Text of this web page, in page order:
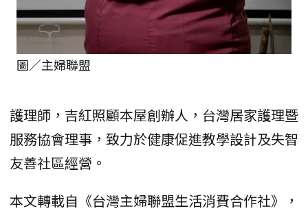
圖／主婦聯盟
護理師，吉紅照顧本屋創辦人，台灣居家護理暨
服務協會理事，致力於健康促進教學設計及失智
友善社區經營。
本文轉載自《台灣主婦聯盟生活消費合作社》，